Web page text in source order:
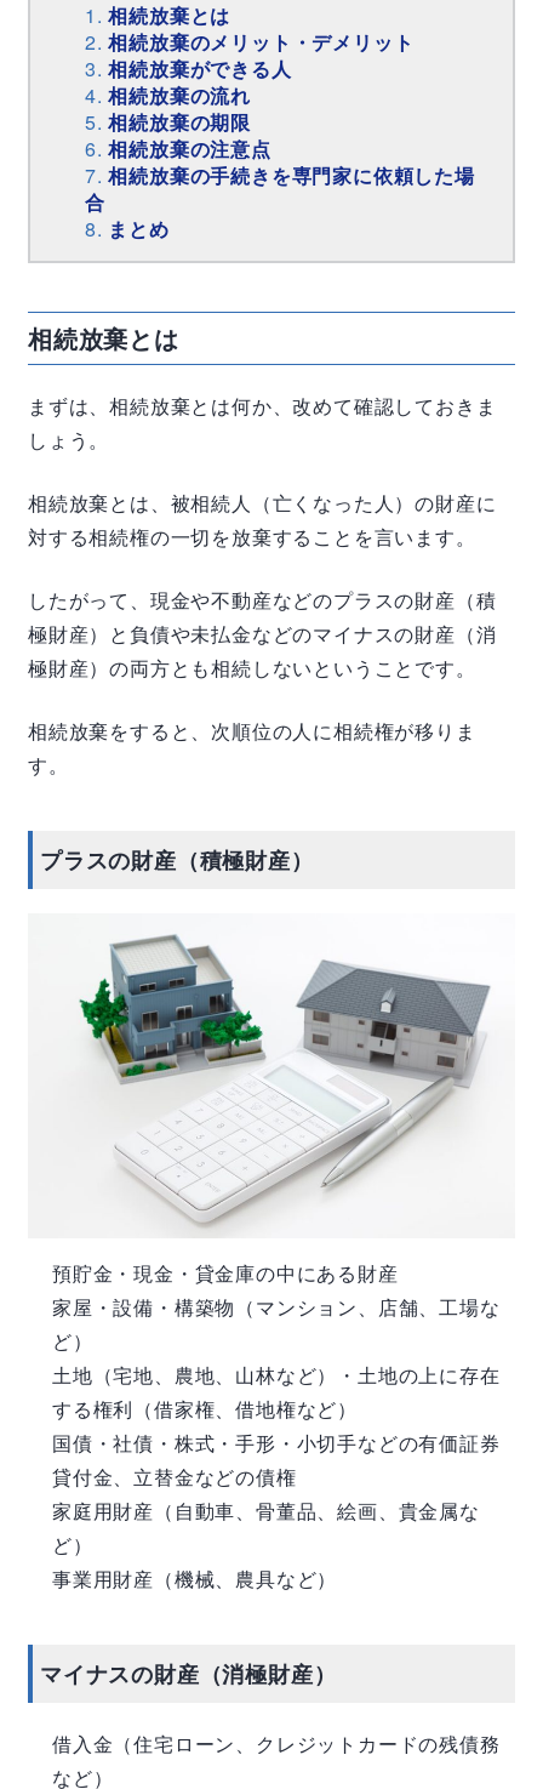
相続放棄とは
相続放棄のメリット・デメリット
相続放棄ができる人
相続放棄の流れ
相続放棄の期限
相続放棄の注意点
相続放棄の手続きを専門家に依頼した場
合
まとめ
相続放棄とは
まずは、相続放棄とは何か、改めて確認しておきま
しょう。
相続放棄とは、被相続人（亡くなった人）の財産に
対する相続権の一切を放棄することを言います。
したがって、現金や不動産などのプラスの財産（積
極財産）と負債や未払金などのマイナスの財産（消
極財産）の両方とも相続しないということです。
相続放棄をすると、次順位の人に相続権が移りま
す。
プラスの財産（積極財産）
預貯金・現金・貸金庫の中にある財産
家屋・設備・構築物（マンション、店舗、工場な
ど）
土地（宅地、農地、山林など）・土地の上に存在
する権利（借家権、借地権など）
国債・社債・株式・手形・小切手などの有価証券
貸付金、立替金などの債権
家庭用財産（自動車、骨董品、絵画、貴金属な
ど）
事業用財産（機械、農具など）
マイナスの財産（消極財産）
借入金（住宅ローン、クレジットカードの残債務
など）